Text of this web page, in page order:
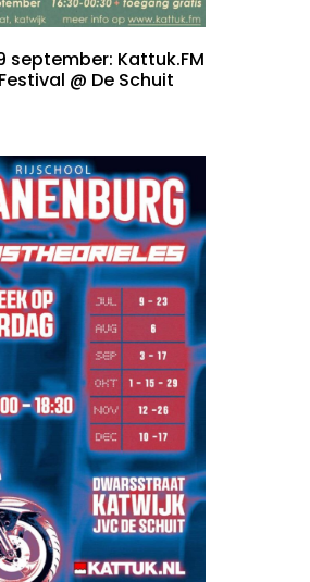
september: Kattuk.FM
@ De Schuit